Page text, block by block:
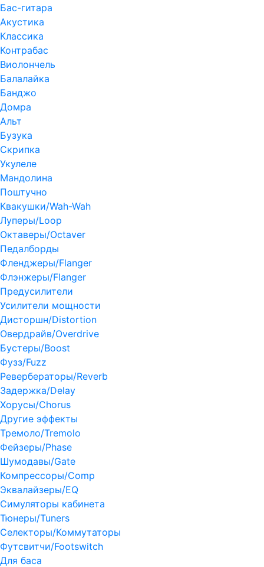
Бас-гитара
Акустика
Классика
Контрабас
Виолончель
Балалайка
Банджо
Домра
Альт
Бузука
Скрипка
Укулеле
Мандолина
Поштучно
Квакушки/Wah-Wah
Луперы/Loop
Октаверы/Octaver
Педалборды
Фленджеры/Flanger
Флэнжеры/Flanger
Предусилители
Усилители мощности
Дисторшн/Distortion
Овердрайв/Overdrive
Бустеры/Boost
Фузз/Fuzz
Ревербераторы/Reverb
Задержка/Delay
Хорусы/Chorus
Другие эффекты
Тремоло/Tremolo
Фейзеры/Phase
Шумодавы/Gate
Компрессоры/Comp
Эквалайзеры/EQ
Симуляторы кабинета
Тюнеры/Tuners
Селекторы/Коммутаторы
Футсвитчи/Footswitch
Для баса